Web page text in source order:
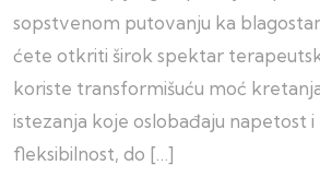
sopstvenom putovanju ka
ćete otkriti širok spektar
koriste transformišuću moć
istezanja koje oslobađaju napetost
fleksibilnost, do […]